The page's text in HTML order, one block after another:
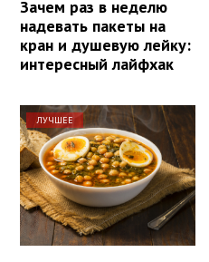
Зачем раз в неделю
надевать пакеты на
кран и душевую лейку:
интересный лайфхак
ЛУЧШЕЕ